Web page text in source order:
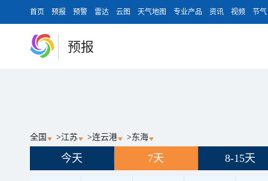
首页 预报 预警 雷达 云图 天气地图 专业产品 资讯 视频 节气
预报
全国 >江苏 >连云港 >东海
今天 7天 8-15天